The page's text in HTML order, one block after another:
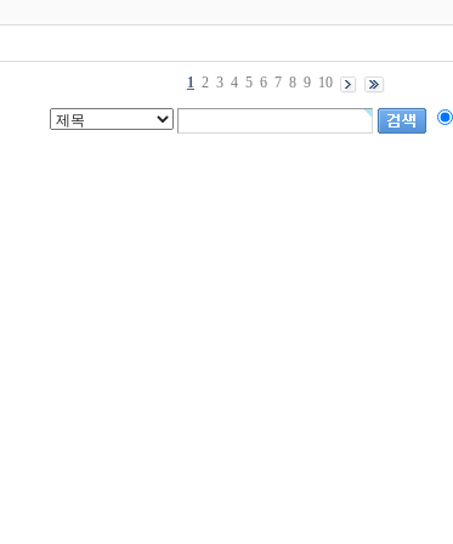
1 2 3 4 5 6 7 8 9 10